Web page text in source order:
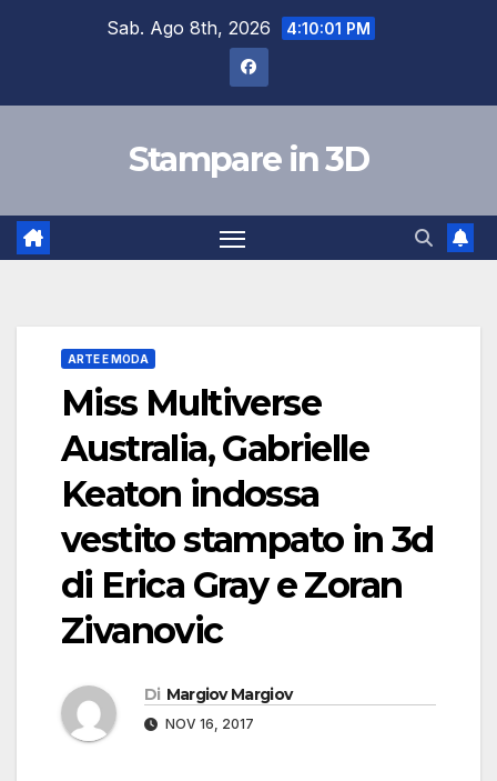
Sab. Ago 8th, 2026 4:10:01 PM
Stampare in 3D
ARTE E MODA
Miss Multiverse
Australia, Gabrielle
Keaton indossa
vestito stampato in 3d
di Erica Gray e Zoran
Zivanovic
Di Margiov Margiov
NOV 16, 2017